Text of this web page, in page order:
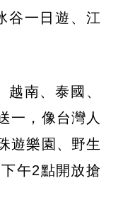
谷一日遊、江
南、泰國、
一，像台灣人
遊樂園、野生
午2點開放搶